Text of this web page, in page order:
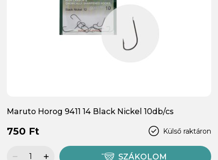
Maruto Horog 9411 14 Black Nickel 10db/cs
Külső raktáron
750 Ft
SZÁKOLOM